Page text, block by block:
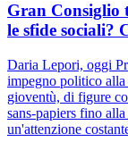
Gran Consiglio
le sfide sociali?
Daria Lepori, oggi
impegno politico
gioventù, di figure
sans-papiers fino
un'attenzione